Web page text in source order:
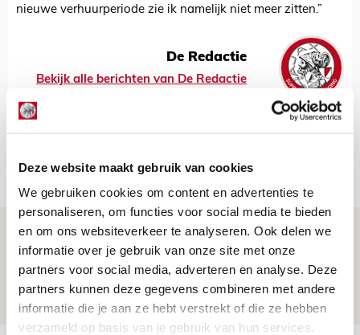
Deze website maakt gebruik van cookies
We gebruiken cookies om content en advertenties te
personaliseren, om functies voor social media te bieden
en om ons websiteverkeer te analyseren. Ook delen we
informatie over je gebruik van onze site met onze
partners voor social media, adverteren en analyse. Deze
partners kunnen deze gegevens combineren met andere
informatie die je aan ze hebt verstrekt of die ze hebben
verzameld op basis van je gebruik van hun services.
nieuwe verhuurperiode zie ik namelijk niet meer zitten.”
De Redactie
Bekijk alle berichten van De Redactie
Net binnen //
Word ballenjongen of -meid bij Jong
Ajax - Helmond Sport!